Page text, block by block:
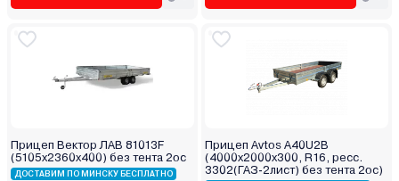
Прицеп Вектор ЛАВ 81013F
(5105х2360х400) без тента 2ос
ДОСТАВИМ ПО МИНСКУ БЕСПЛАТНО
Прицеп Avtos A40U2B
(4000х2000х300, R16, ресс.
3302(ГАЗ-2лист) без тента 2ос)